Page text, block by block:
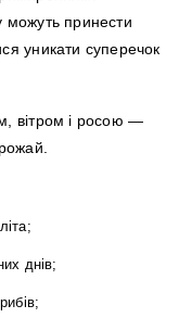
можуть принести
уникати суперечок
вітром і росою —
днів;